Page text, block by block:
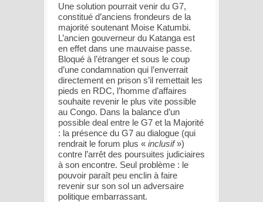
Une solution pourrait venir du G7,
constitué d’anciens frondeurs de la
majorité soutenant Moise Katumbi.
L’ancien gouverneur du Katanga est
en effet dans une mauvaise passe.
Bloqué à l’étranger et sous le coup
d’une condamnation qui l’enverrait
directement en prison s’il remettait les
pieds en RDC, l’homme d’affaires
souhaite revenir le plus vite possible
au Congo. Dans la balance d’un
possible deal entre le G7 et la Majorité
: la présence du G7 au dialogue (qui
rendrait le forum plus « inclusif»)
contre l’arrêt des poursuites judiciaires
à son encontre. Seul problème : le
pouvoir paraît peu enclin à faire
revenir sur son sol un adversaire
politique embarrassant.